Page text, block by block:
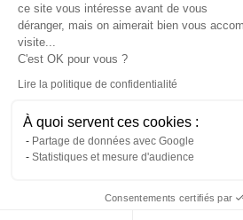
Suivez-nous
Mentions légalesPolitique de confidentialité
Langue FR ↓
ce site vous intéresse avant de vous
déranger, mais on aimerait bien vous
visite...
C'est OK pour vous ?
Lire la politique de confidentialité
À quoi servent ces cookies :
Partage de données avec Google
Statistiques et mesure d'audience
Consentements certifiés par